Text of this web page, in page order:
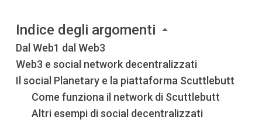
Indice degli argomenti
Dal Web1 dal Web3
Web3 e social network decentralizzati
Il social Planetary e la piattaforma Scuttlebutt
Come funziona il network di Scuttlebutt
Altri esempi di social decentralizzati